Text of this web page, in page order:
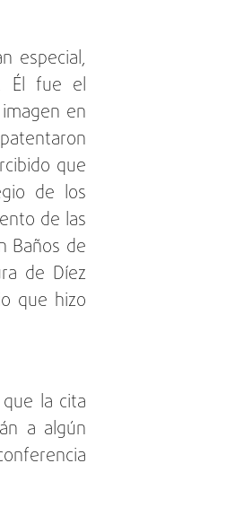
especial,
Él fue el
en
que
de los
de las
Baños de
de Díez
que hizo
la cita
a algún